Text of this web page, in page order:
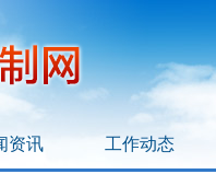
资讯 工作动态